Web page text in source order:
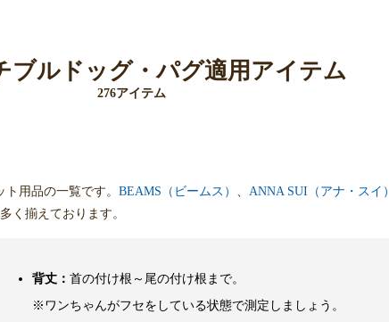
ブルドッグ・パグ適用アイテム
276アイテム
用品の一覧です。 BEAMS（ビームス） 、 ANNA SUI（アナ・スイ）
く揃えております。
背丈： 首の付け根～尾の付け根まで。
※ワンちゃんがフセをしている状態で測定しましょう。